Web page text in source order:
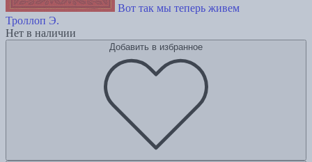
Вот так мы теперь живем
Троллоп Э.
Нет в наличии
Добавить в избранное